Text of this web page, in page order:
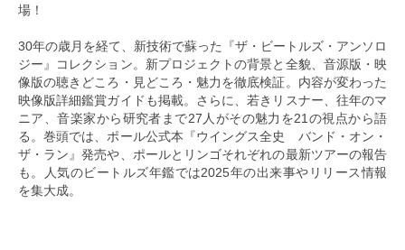
場！
30年の歳月を経て、新技術で蘇った『ザ・ビートルズ・アンソロ
ジー』コレクション。新プロジェクトの背景と全貌、音源版・映
像版の聴きどころ・見どころ・魅力を徹底検証。内容が変わった
映像版詳細鑑賞ガイドも掲載。さらに、若きリスナー、往年のマ
ニア、音楽家から研究者まで27人がその魅力を21の視点から語
る。巻頭では、ポール公式本『ウイングス全史 バンド・オン・
ザ・ラン』発売や、ポールとリンゴそれぞれの最新ツアーの報告
も。人気のビートルズ年鑑では2025年の出来事やリリース情報
を集大成。